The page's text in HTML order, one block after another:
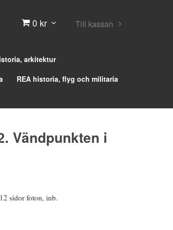
0 kr Till kassan
arkitektur
REA historia, flyg och militaria
Vändpunkten i
sidor foton, inb.